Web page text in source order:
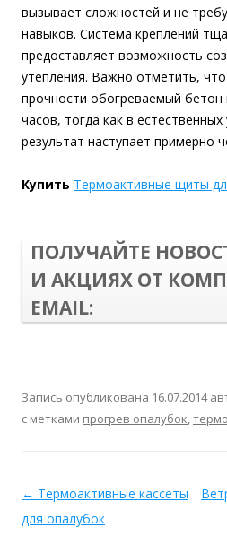
вызывает сложностей и не
навыков. Система креплений
предоставляет возможность
утепления. Важно отметить,
прочности обогреваемый бетон
часов, тогда как в естественных
результат наступает примерно
Купить Термоактивные щиты
ПОЛУЧАЙТЕ
И АКЦИЯХ ОТ
EMAIL:
Запись опубликована 16.07.2014
с метками прогрев опалубок,
← Термоактивные кассеты
для опалубок